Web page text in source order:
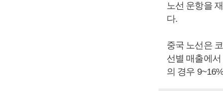
노선 운항을
다.
중국 노선은
선별 매출에
의 경우